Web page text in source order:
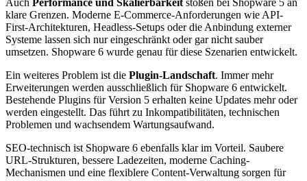
klare Grenzen. Moderne E-Commerce-Anforderungen wie API-
First-Architekturen, Headless-Setups oder die Anbindung externer
Systeme lassen sich nur eingeschränkt oder gar nicht sauber
umsetzen. Shopware 6 wurde genau für diese Szenarien entwickelt.
Ein weiteres Problem ist die Plugin-Landschaft. Immer mehr
Erweiterungen werden ausschließlich für Shopware 6 entwickelt.
Bestehende Plugins für Version 5 erhalten keine Updates mehr oder
werden eingestellt. Das führt zu Inkompatibilitäten, technischen
Problemen und wachsendem Wartungsaufwand.
SEO-technisch ist Shopware 6 ebenfalls klar im Vorteil. Saubere
URL-Strukturen, bessere Ladezeiten, moderne Caching-
Mechanismen und eine flexiblere Content-Verwaltung sorgen für